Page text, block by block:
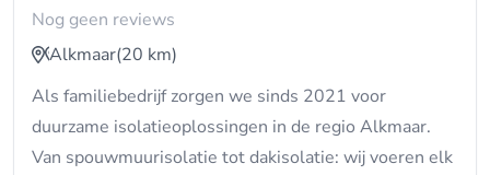
Nog geen reviews
Alkmaar(20 km)
Als familiebedrijf zorgen we sinds 2021 voor
duurzame isolatieoplossingen in de regio Alkmaar.
Van spouwmuurisolatie tot dakisolatie: wij voeren elk